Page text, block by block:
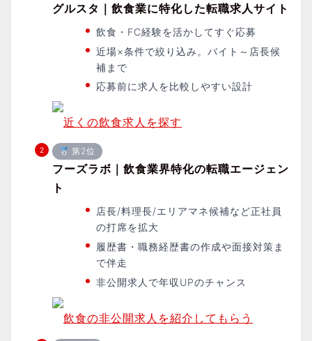
グルスタ｜飲食業に特化した転職求人サイト
飲食・FC経験を活かしてすぐ応募
近場×条件で絞り込み。バイト～店長候
補まで
応募前に求人を比較しやすい設計
近くの飲食求人を探す
第2位
フーズラボ｜飲食業界特化の転職エージェン
ト
店長/料理長/エリアマネ候補など正社員
の打席を拡大
履歴書・職務経歴書の作成や面接対策ま
で伴走
非公開求人で年収UPのチャンス
飲食の非公開求人を紹介してもらう